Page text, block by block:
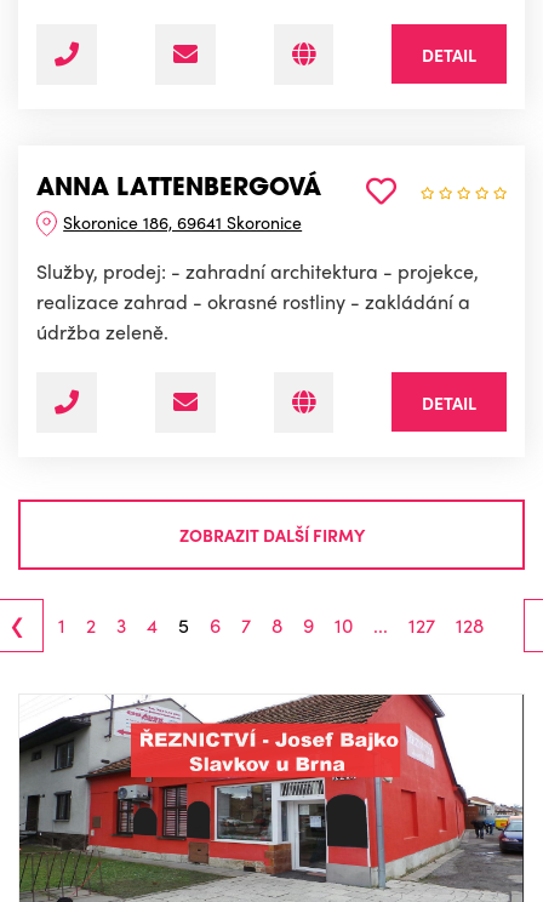
DETAIL
ANNA LATTENBERGOVÁ
Skoronice 186, 69641 Skoronice
Služby, prodej: - zahradní architektura - projekce,
realizace zahrad - okrasné rostliny - zakládání a
údržba zeleně.
DETAIL
ZOBRAZIT DALŠÍ FIRMY
‹ 1 2 3 4 5 6 7 8 9 10 ... 127 128